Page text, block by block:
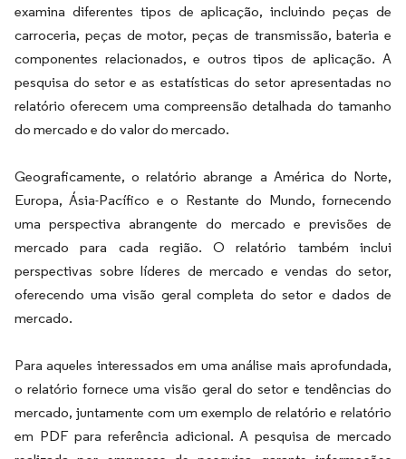
examina diferentes tipos de aplicação, incluindo peças de
carroceria, peças de motor, peças de transmissão, bateria e
componentes relacionados, e outros tipos de aplicação. A
pesquisa do setor e as estatísticas do setor apresentadas no
relatório oferecem uma compreensão detalhada do tamanho
do mercado e do valor do mercado.
Geograficamente, o relatório abrange a América do Norte,
Europa, Ásia-Pacífico e o Restante do Mundo, fornecendo
uma perspectiva abrangente do mercado e previsões de
mercado para cada região. O relatório também inclui
perspectivas sobre líderes de mercado e vendas do setor,
oferecendo uma visão geral completa do setor e dados de
mercado.
Para aqueles interessados em uma análise mais aprofundada,
o relatório fornece uma visão geral do setor e tendências do
mercado, juntamente com um exemplo de relatório e relatório
em PDF para referência adicional. A pesquisa de mercado